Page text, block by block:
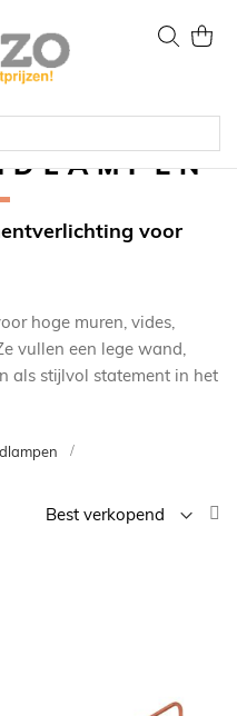
Zoek
voor
hoge muren, vides,
vullen een lege wand,
als stijlvol statement in het